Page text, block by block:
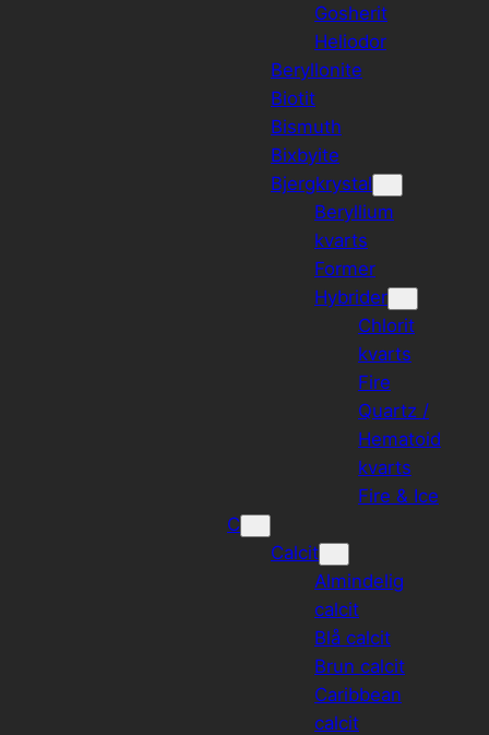
Gosherit
Heliodor
Beryllonite
Biotit
Bismuth
Bixbyite
Bjergkrystal
Beryllium
kvarts
Former
Hybrider
Chlorit
kvarts
Fire
Quartz /
Hematoid
kvarts
Fire & Ice
C
Calcit
Almindelig
calcit
Blå calcit
Brun calcit
Caribbean
calcit